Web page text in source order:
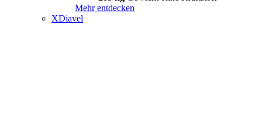
Mehr entdecken
XDiavel